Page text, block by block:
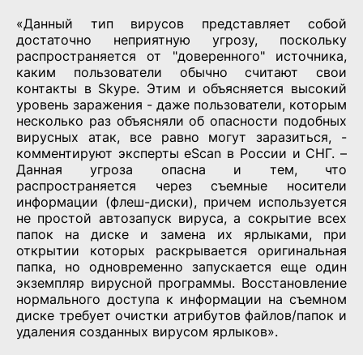
«Данный тип вирусов представляет собой
достаточно неприятную угрозу, поскольку
распространяется от "доверенного" источника,
каким пользователи обычно считают свои
контакты в Skype. Этим и объясняется высокий
уровень заражения - даже пользователи, которым
несколько раз объясняли об опасности подобных
вирусных атак, все равно могут заразиться, -
комментируют эксперты eScan в России и СНГ. –
Данная угроза опасна и тем, что
распространяется через съемные носители
информации (флеш-диски), причем используется
не простой автозапуск вируса, а сокрытие всех
папок на диске и замена их ярлыками, при
открытии которых раскрывается оригинальная
папка, но одновременно запускается еще один
экземпляр вирусной программы. Восстановление
нормального доступа к информации на съемном
диске требует очистки атрибутов файлов/папок и
удаления созданных вирусом ярлыков».